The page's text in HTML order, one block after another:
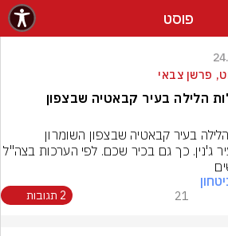
פוסט
פרשן צבאי
הלילה בעיר קבאטיה שבצפון
ובכפרים שעוטפים את העיר ג'נין. כך גם בכיר שכם. לפי הערכות בצה"ל
21 2 תגובות